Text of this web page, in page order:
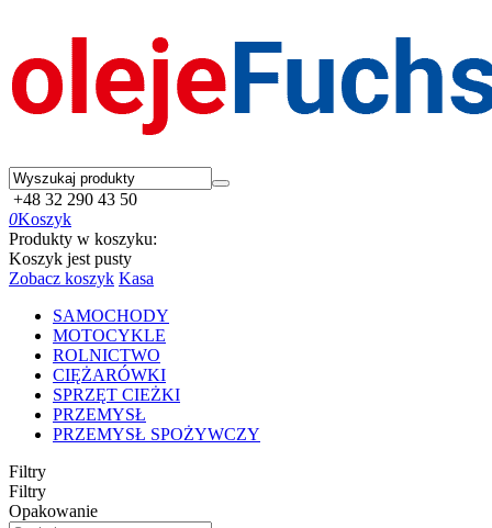
+48 32 290 43 50
0Koszyk
Produkty w koszyku:
Koszyk jest pusty
Zobacz koszyk Kasa
SAMOCHODY
MOTOCYKLE
ROLNICTWO
CIĘŻARÓWKI
SPRZĘT CIEŻKI
PRZEMYSŁ
PRZEMYSŁ SPOŻYWCZY
Filtry
Filtry
Opakowanie